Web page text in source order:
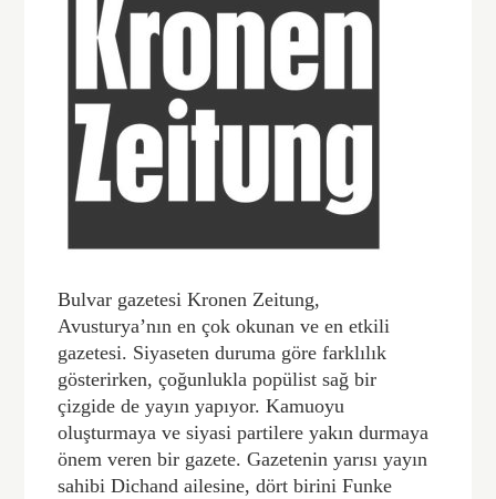
Bulvar gazetesi Kronen Zeitung,
Avusturya’nın en çok okunan ve en etkili
gazetesi. Siyaseten duruma göre farklılık
gösterirken, çoğunlukla popülist sağ bir
çizgide de yayın yapıyor. Kamuoyu
oluşturmaya ve siyasi partilere yakın durmaya
önem veren bir gazete. Gazetenin yarısı yayın
sahibi Dichand ailesine, dört birini Funke